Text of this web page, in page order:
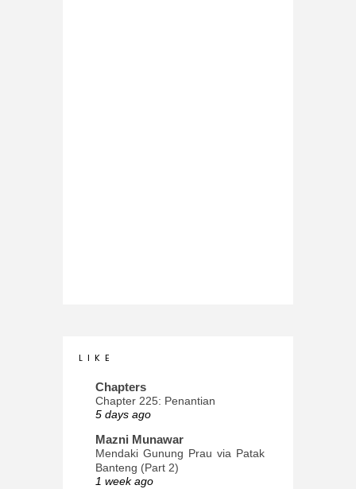
L I K E
Chapters
Chapter 225: Penantian
5 days ago
Mazni Munawar
Mendaki Gunung Prau via Patak
Banteng (Part 2)
1 week ago